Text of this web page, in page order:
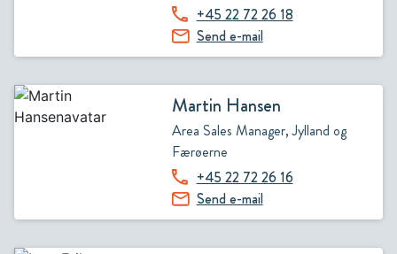
+45 22 72 26 18
Send e-mail
Martin Hansen
Area Sales Manager, Jylland og
Færøerne
+45 22 72 26 16
Send e-mail